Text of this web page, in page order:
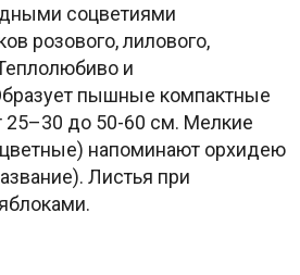
соцветиями
розового, лилового,
и
пышные компактные
25–30 до 50-60 см. Мелкие
напоминают орхидею
Листья при